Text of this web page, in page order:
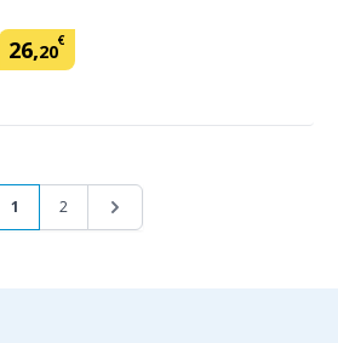
26,20€
PageVous lisez actuellement la page
1 Page
2 Page